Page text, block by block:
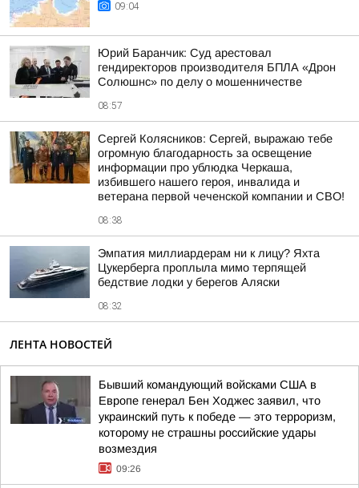
09:04
Юрий Баранчик: Суд арестовал
гендиректоров производителя БПЛА «Дрон
Солюшнс» по делу о мошенничестве
08:57
Сергей Колясников: Сергей, выражаю тебе
огромную благодарность за освещение
информации про ублюдка Черкаша,
избившего нашего героя, инвалида и
ветерана первой чеченской компании и СВО!
08:38
Эмпатия миллиардерам ни к лицу? Яхта
Цукерберга проплыла мимо терпящей
бедствие лодки у берегов Аляски
08:32
ЛЕНТА НОВОСТЕЙ
Бывший командующий войсками США в
Европе генерал Бен Ходжес заявил, что
украинский путь к победе — это терроризм,
которому не страшны российские удары
возмездия
09:26